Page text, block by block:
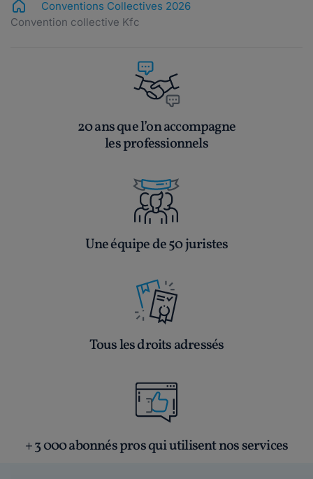
Conventions Collectives 2026
Convention collective Kfc
20 ans que l’on accompagne
les professionnels
Une équipe de 50 juristes
Tous les droits adressés
+ 3 000 abonnés pros qui utilisent nos services